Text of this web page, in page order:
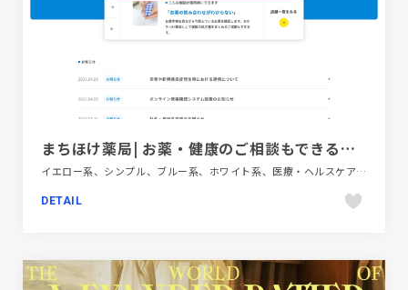
まちほけ薬局| お薬・健康のご相談もできる「街の保健室(まちほけ)」です。
イエロー系、シンプル、ブルー系、ホワイト系、医療・ヘルスケア、施設・店舗サイト
DETAIL